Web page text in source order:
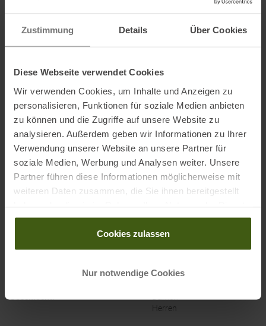
Zustimmung Details Über Cookies
Diese Webseite verwendet Cookies
Wir verwenden Cookies, um Inhalte und Anzeigen zu
personalisieren, Funktionen für soziale Medien anbieten
zu können und die Zugriffe auf unsere Website zu
analysieren. Außerdem geben wir Informationen zu Ihrer
Verwendung unserer Website an unsere Partner für
soziale Medien, Werbung und Analysen weiter. Unsere
Partner führen diese Informationen möglicherweise mit
weiteren Daten zusammen, die Sie ihnen bereitgestellt
gesammelt haben.
Cookies zulassen
Nur notwendige Cookies
Wagnermühle 30, 5310 Sankt
Ausgezeichnet mit :
Teleskop 2-teilig
Ski Alpin
Geschlecht:
Damen
Herren